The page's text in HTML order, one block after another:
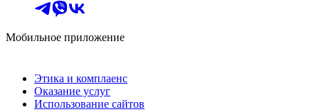
Мобильное приложение
Этика и комплаенс
Оказание услуг
Использование сайтов